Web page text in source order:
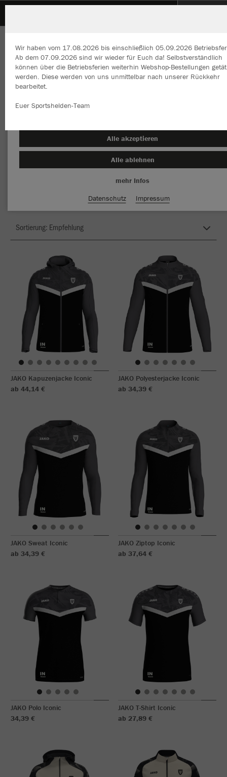
Herzlich Willkommen im Teamshop SpVgg
Renningen
JAKO Kapuzenjacke Iconic
ab 44,14 €
JAKO Polyesterjacke Iconic
ab 34,39 €
JAKO Sweat Iconic
ab 34,39 €
JAKO Ziptop Iconic
ab 37,64 €
JAKO Polo Iconic
34,39 €
JAKO T-Shirt Iconic
ab 27,89 €
Wir haben vom 17.08.2026 bis einschließlich 05.09.2026
Ab dem 07.09.2026 sind wir wieder für Euch da! Selbstverständlich
können über die Betriebsferien weiterhin Webshop-Bestellungen
werden. Diese werden von uns unmittelbar nach unserer Rückkehr
bearbeitet.
Euer Sportshelden-Team
Wir verwenden Cookies
Inhalte anzeigen und unsere Website verbessern. Weitere
Alle akzeptieren
Alle ablehnen
mehr Infos
Datenschutz
Impressum